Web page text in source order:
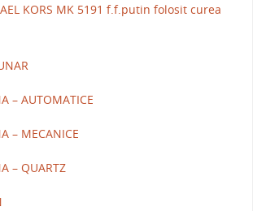
KORS MK 5191 f.f.putin folosit curea
– AUTOMATICE
– MECANICE
– QUARTZ